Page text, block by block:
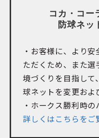
コカ・コー
防球ネッ
・お客様に、より
ただくため、また
境づくりを目指し
球ネットを変更およ
・ホークス勝利時の
詳しくはこちらをご